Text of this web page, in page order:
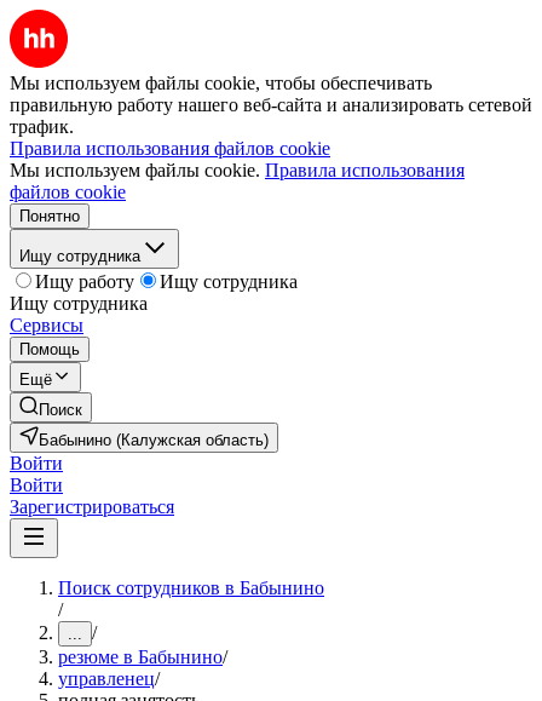
Мы используем файлы cookie, чтобы обеспечивать
правильную работу нашего веб-сайта и анализировать сетевой
трафик.
Правила использования файлов cookie
Мы используем файлы cookie. Правила использования
файлов cookie
Понятно
Ищу сотрудника
Ищу работу
Ищу сотрудника
Ищу сотрудника
Сервисы
Помощь
Ещё
Поиск
Бабынино (Калужская область)
Войти
Войти
Зарегистрироваться
Поиск сотрудников в Бабынино
/
... /
резюме в Бабынино/
управленец/